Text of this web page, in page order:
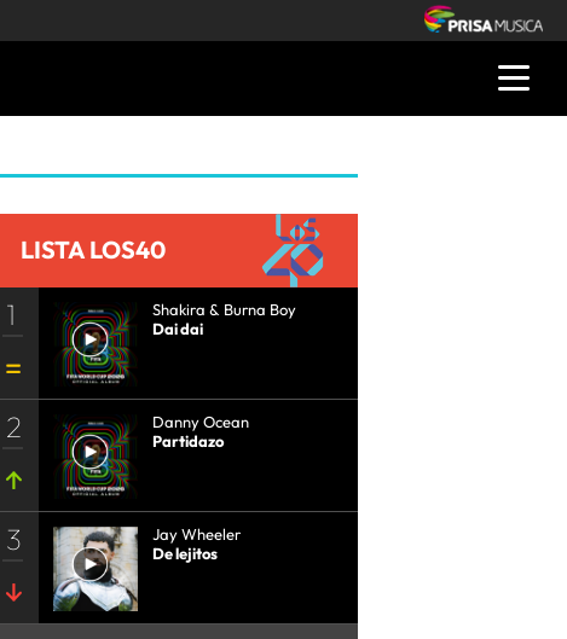
LISTA LOS40
1
Shakira & Burna Boy
Dai dai
2
Danny Ocean
Partidazo
3
Jay Wheeler
De lejitos